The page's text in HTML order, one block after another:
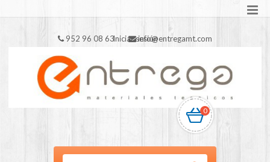
952 96 08 63 info@entregamt.com
Iniciar sesión
0